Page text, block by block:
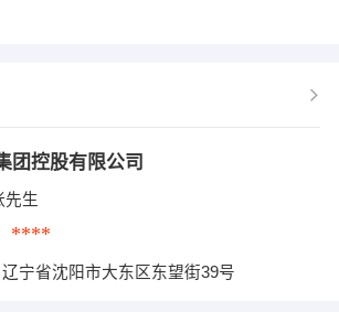
团控股有限公司
先生
****
辽宁省沈阳市大东区东望街39号